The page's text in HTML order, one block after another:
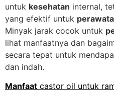
untuk kesehatan internal,
yang efektif untuk
Minyak jarak cocok untuk
lihat manfaatnya dan
secara tepat untuk
dan indah.
Manfaat castor oil untuk